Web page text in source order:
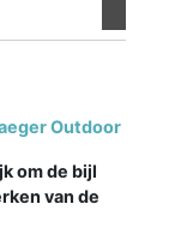
Outdoor
om de bijl
van de